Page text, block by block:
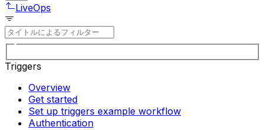
LiveOps
Triggers
Overview
Get started
Set up triggers example workflow
Authentication